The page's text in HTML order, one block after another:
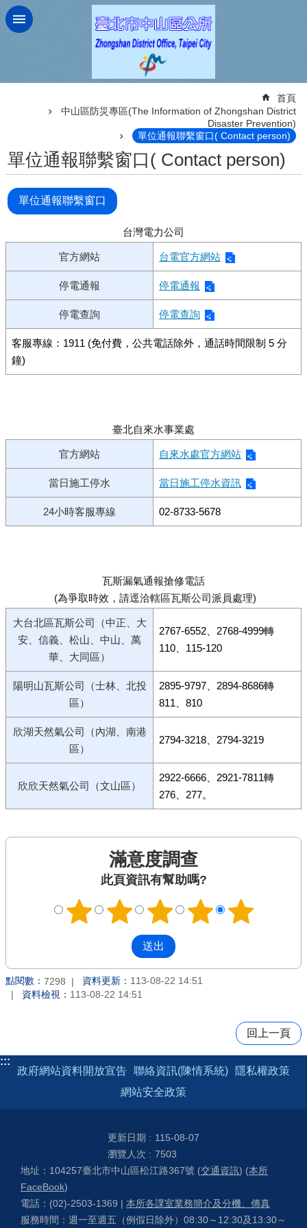
跳到主要內容區塊
首頁
中山區防災專區(The Information of Zhongshan District
Disaster Prevention)
單位通報聯繫窗口( Contact person)
單位通報聯繫窗口( Contact person)
單位通報聯繫窗口
台灣電力公司
官方網站 台電官方網站
停電通報 停電通報
停電查詢 停電查詢
客服專線：1911 (免付費，公共電話除外，通話時間限制 5 分
鐘)
臺北自來水事業處
官方網站 自來水處官方網站
當日施工停水 當日施工停水資訊
24小時客服專線 02-8733-5678
瓦斯漏氣通報搶修電話
(為爭取時效，請逕洽轄區瓦斯公司派員處理)
大台北區瓦斯公司（中正、大
安、信義、松山、中山、萬
華、大同區）
2767-6552、2768-4999轉
110、115-120
陽明山瓦斯公司（士林、北投
區）
2895-9797、2894-8686轉
811、810
欣湖天然氣公司（內湖、南港
區）
2794-3218、2794-3219
欣欣天然氣公司（文山區）
2922-6666、2921-7811轉
276、277。
滿意度調查
此頁資訊有幫助嗎?
點閱數： 7298 資料更新： 113-08-22 14:51
資料檢視： 113-08-22 14:51
回上一頁
:::
政府網站資料開放宣告 聯絡資訊(陳情系統)
隱私權政策
網站安全政策
更新日期
115-08-07
瀏覽人次
7503
地址：104257臺北市中山區松江路367號 (交通資訊) (本所
FaceBook)
電話：(02)-2503-1369 | 本所各課室業務簡介及分機、傳真
服務時間：週一至週五（例假日除外）08:30～12:30及13:30～